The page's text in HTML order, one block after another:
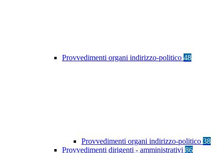
Provvedimenti organi indirizzo-politico 48
Provvedimenti organi indirizzo-politico 38
Provvedimenti dirigenti - amministrativi 86